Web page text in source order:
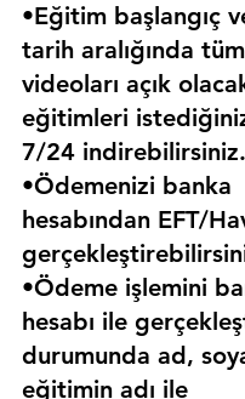
•Eğitim başlangıç
tarih aralığında
videoları açık
eğitimleri
7/24 indirebilirsiniz.
•Ödemenizi banka
hesabından EFT/
•Ödeme işlemini
hesabı ile
durumunda ad,
eğitimin adı ile